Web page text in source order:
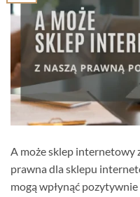
A może sklep internetowy
prawna dla sklepu
mogą wpłynąć